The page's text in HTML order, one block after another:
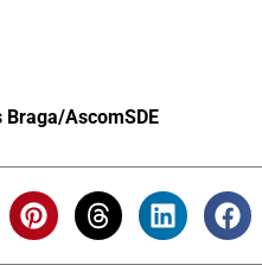
Braga/AscomSDE